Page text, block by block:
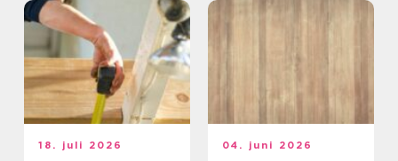
18. juli 2026 04. juni 2026